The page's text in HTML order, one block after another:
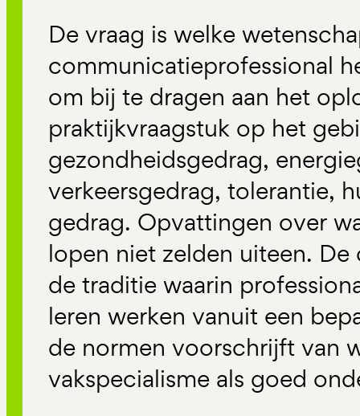
De vraag is welke
communicatieprofessional
om bij te dragen aan het
praktijkvraagstuk op het
gezondheidsgedrag,
verkeersgedrag, tolerantie,
gedrag. Opvattingen over
lopen niet zelden uiteen.
de traditie waarin
leren werken vanuit een
de normen voorschrijft van
vakspecialisme als goed